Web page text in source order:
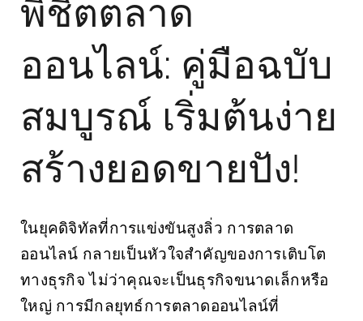
พิชิตตลาด
ออนไลน์: คู่มือฉบับ
สมบูรณ์ เริ่มต้นง่าย
สร้างยอดขายปัง!
ในยุคดิจิทัลที่การแข่งขันสูงลิ่ว การตลาด
ออนไลน์ กลายเป็นหัวใจสำคัญของการเติบโต
ทางธุรกิจ ไม่ว่าคุณจะเป็นธุรกิจขนาดเล็กหรือ
ใหญ่ การมีกลยุทธ์การตลาดออนไลน์ที่